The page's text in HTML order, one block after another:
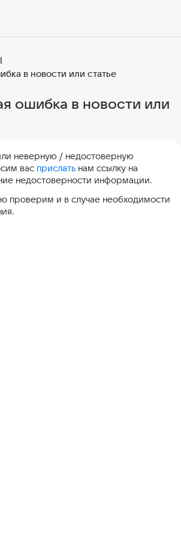
в новости или статье
ошибка в новости или
неверную / недостоверную
вас прислать нам ссылку на
недостоверности информации.
проверим и в случае необходимости